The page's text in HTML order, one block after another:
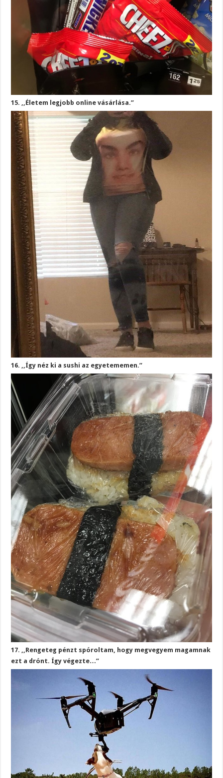
15. ,,Életem legjobb online vásárlása.”
16. ,,Így néz ki a sushi az egyetememen.”
17. ,,Rengeteg pénzt spóroltam, hogy megvegyem magamnak
ezt a drónt. Így végezte…”